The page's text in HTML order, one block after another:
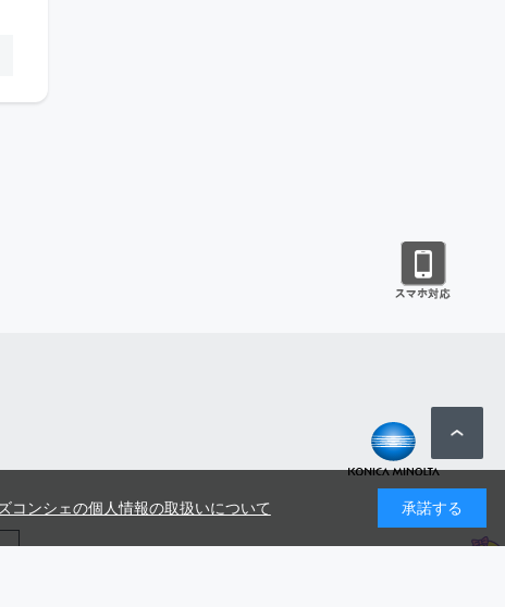
コンシェの個人情報の取扱いについて 承諾する